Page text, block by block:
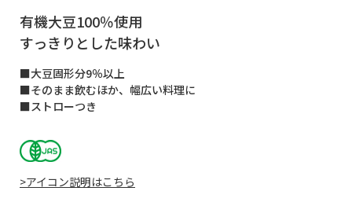
有機大豆100％使用
すっきりとした味わい
■大豆固形分9％以上
■そのまま飲むほか、幅広い料理に
■ストローつき
>アイコン説明はこちら